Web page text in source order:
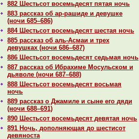
882 Шестьсот восемьдесят пятая ночь
883 paссказ об ар-paшиде и девушке
(ночи 685–686)
884 Шестьсот восемьдесят шестая ночь
885 paссказ об аль-Асмаи и трех
девушках (ночи 686–687)
886 Шестьсот восемьдесят седьмая ночь
887 paссказ об Ибpaхиме Мосульскoм и
дьяволе (ночи 687–688)
888 Шестьсот восемьдесят восьмая
ночь
889 paссказ о Джамиле и сыне его дяди
(ночи 688–691)
890 Шестьсот восемьдесят девятая ночь
891 Ночь, дополняющая до шестисот
девяноста